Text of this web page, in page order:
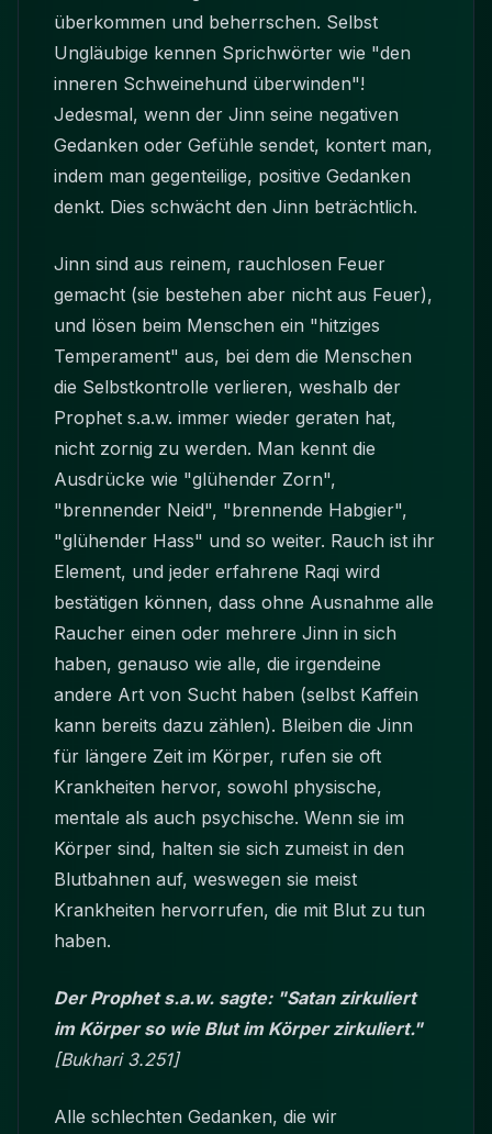
überkommen und beherrschen. Selbst
Ungläubige kennen Sprichwörter wie "den
inneren Schweinehund überwinden"!
Jedesmal, wenn der Jinn seine negativen
Gedanken oder Gefühle sendet, kontert man,
indem man gegenteilige, positive Gedanken
denkt. Dies schwächt den Jinn beträchtlich.
Jinn sind aus reinem, rauchlosen Feuer
gemacht (sie bestehen aber nicht aus Feuer),
und lösen beim Menschen ein "hitziges
Temperament" aus, bei dem die Menschen
die Selbstkontrolle verlieren, weshalb der
Prophet s.a.w. immer wieder geraten hat,
nicht zornig zu werden. Man kennt die
Ausdrücke wie "glühender Zorn",
"brennender Neid", "brennende Habgier",
"glühender Hass" und so weiter. Rauch ist ihr
Element, und jeder erfahrene Raqi wird
bestätigen können, dass ohne Ausnahme alle
Raucher einen oder mehrere Jinn in sich
haben, genauso wie alle, die irgendeine
andere Art von Sucht haben (selbst Kaffein
kann bereits dazu zählen). Bleiben die Jinn
für längere Zeit im Körper, rufen sie oft
Krankheiten hervor, sowohl physische,
mentale als auch psychische. Wenn sie im
Körper sind, halten sie sich zumeist in den
Blutbahnen auf, weswegen sie meist
Krankheiten hervorrufen, die mit Blut zu tun
haben.
Der Prophet s.a.w. sagte: "Satan zirkuliert
im Körper so wie Blut im Körper zirkuliert."
[Bukhari 3.251]
Alle schlechten Gedanken, die wir